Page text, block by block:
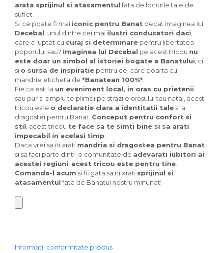
arata sprijinul si atasamentulfata de locurile tale de
suflet.
Si ce poate fi mai iconic pentru Banat decat imaginea lui
Decebal , unul dintre cei mai ilustri conducatori daci
care a luptat cu curaj si determinare pentru libertatea
poporului sau? Imaginea lui Decebal pe acest tricou nu
este doar un simbol al istoriei bogate a Banatului , ci
si o sursa de inspiratie pentru cei care poarta cu
mandrie eticheta de "Banatean 100%"
Fie ca esti la un eveniment local, in oras cu prietenii
sau pur si simplu te plimbi pe strazile orasului tau natal, acest
tricou este o declaratie clara a identitatii tale si a
dragostei pentru Banat. Conceput pentru confort si
stil , acest tricou te face sa te simti bine si sa arati
impecabil in acelasi timp
Daca vrei sa iti arati mandria si dragostea pentru Banat
si sa faci parte dintr-o comunitate de adevarati iubitori ai
acestei regiuni acest tricou este pentru tine
Comanda-l acum si fii gata sa iti arati sprijinul si
atasamentulfata de Banatul nostru minunat!
Informatii conformitate produs